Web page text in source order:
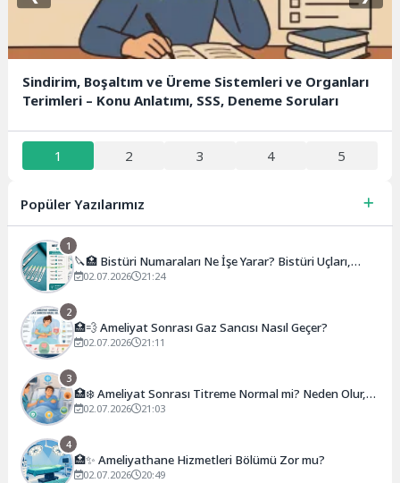
Sindirim, Boşaltım ve Üreme Sistemleri ve Organları
Terimleri – Konu Anlatımı, SSS, Deneme Soruları
1 2 3 4 5
Popüler Yazılarımız
1
🔪🏥 Bistüri Numaraları Ne İşe Yarar? Bistüri Uçları,
Sapları, Kullanım Alanları ve Numara Rehberi
02.07.2026 21:24
2
🏥💨 Ameliyat Sonrası Gaz Sancısı Nasıl Geçer?
02.07.2026 21:11
3
🏥❄️ Ameliyat Sonrası Titreme Normal mi? Neden Olur,
Ne Kadar Sürer, Ne Zaman Geçer?
02.07.2026 21:03
4
🏥✨ Ameliyathane Hizmetleri Bölümü Zor mu?
02.07.2026 20:49